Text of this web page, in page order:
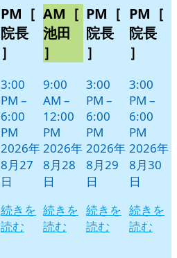
PM［
院長
］
3:00
PM –
6:00
PM
2026年
8月27
日
続きを
読む
AM［
池田
］
9:00
AM –
12:00
PM
2026年
8月28
日
続きを
読む
PM［
院長
］
3:00
PM –
6:00
PM
2026年
8月29
日
続きを
読む
PM［
院長
］
3:00
PM –
6:00
PM
2026年
8月30
日
続きを
読む